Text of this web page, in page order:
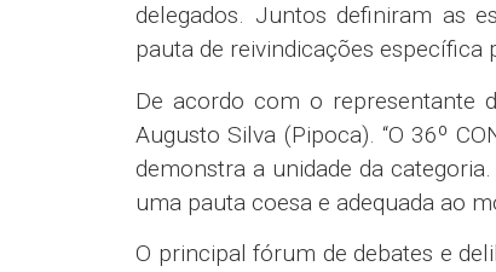
delegados. Juntos definiram as
pauta de reivindicações
De acordo com o representante
Augusto Silva (Pipoca). “O 36º
demonstra a unidade da
uma pauta coesa e adequada ao
O principal fórum de debates e